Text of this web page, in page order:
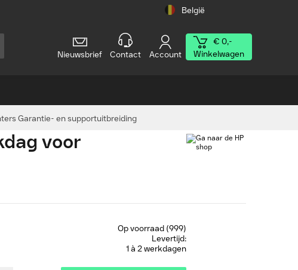
België
Nieuwsbrief Contact Account
€ 0,-
Winkelwagen
Garantie- en supportuitbreiding
voor
Op voorraad (999)
Levertijd:
1 à 2 werkdagen